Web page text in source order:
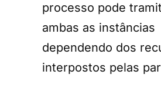
processo pode
ambas as instâncias
dependendo dos
interpostos pelas